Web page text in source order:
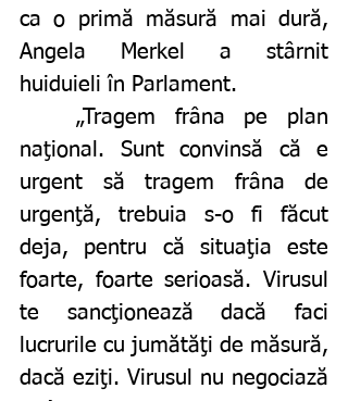
ca o primă măsură mai dură,
Angela Merkel a stârnit
huiduieli în Parlament.
naţional. Sunt convinsă că e
urgent să tragem frâna de
urgenţă, trebuia s-o fi făcut
deja, pentru că situaţia este
foarte, foarte serioasă. Virusul
te sancţionează dacă faci
lucrurile cu jumătăţi de măsură,
dacă eziţi. Virusul nu negociază